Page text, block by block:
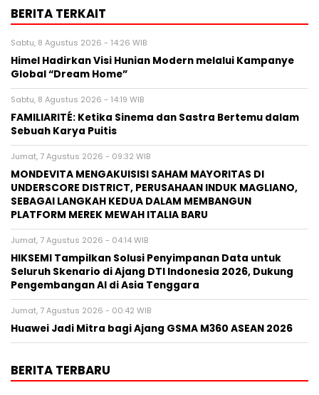
BERITA TERKAIT
Sabtu, 8 Agustus 2026 - 14:26 WIB
Himel Hadirkan Visi Hunian Modern melalui Kampanye
Global “Dream Home”
Sabtu, 8 Agustus 2026 - 14:19 WIB
FAMILIARITÉ: Ketika Sinema dan Sastra Bertemu dalam
Sebuah Karya Puitis
Jumat, 7 Agustus 2026 - 09:32 WIB
MONDEVITA MENGAKUISISI SAHAM MAYORITAS DI
UNDERSCORE DISTRICT, PERUSAHAAN INDUK MAGLIANO,
SEBAGAI LANGKAH KEDUA DALAM MEMBANGUN
PLATFORM MEREK MEWAH ITALIA BARU
Jumat, 7 Agustus 2026 - 04:14 WIB
HIKSEMI Tampilkan Solusi Penyimpanan Data untuk
Seluruh Skenario di Ajang DTI Indonesia 2026, Dukung
Pengembangan AI di Asia Tenggara
Jumat, 7 Agustus 2026 - 00:42 WIB
Huawei Jadi Mitra bagi Ajang GSMA M360 ASEAN 2026
BERITA TERBARU